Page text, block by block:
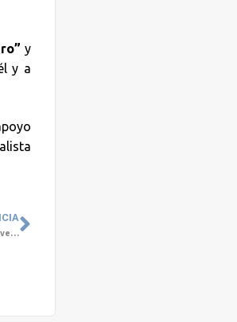
y
y a
Cyberbullying: la Amenaza Invisible que Aumenta el Riesgo de Suicidio en Jóvenes